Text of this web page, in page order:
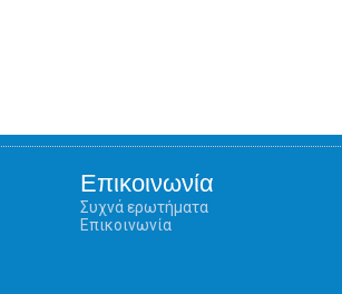
Επικοινωνία
Συχνά ερωτήματα
Επικοινωνία